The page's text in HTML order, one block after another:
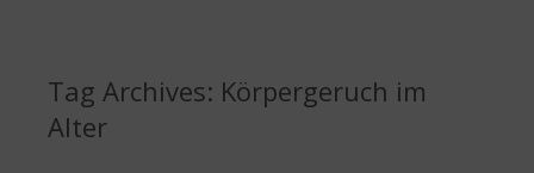
Tag Archives: Körpergeruch im
Alter